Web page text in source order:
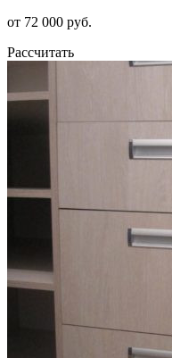
от 72 000 руб.
Рассчитать